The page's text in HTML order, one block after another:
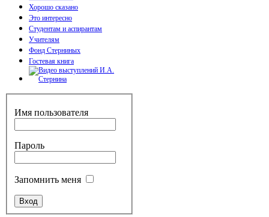
Хорошо сказано
Это интересно
Студентам и аспирантам
Учителям
Фонд Стерниных
Гостевая книга
Имя пользователя
Пароль
Запомнить меня